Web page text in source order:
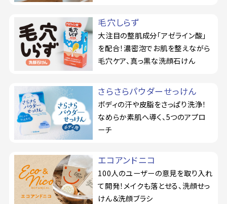
毛穴しらず
大注目の整肌成分「アゼライン酸」
を配合！濃密泡でお肌を整えながら
毛穴ケア、真っ黒な洗顔石けん
さらさらパウダーせっけん
ボディの汗や皮脂をさっぱり洗浄！
なめらか素肌へ導く、5つのアプロ
ーチ
エコアンドニコ
100人のユーザーの意見を取り入れ
て開発！メイクも落とせる、洗顔せっ
けん＆洗顔ブラシ